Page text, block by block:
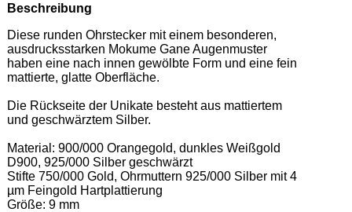
Beschreibung
Diese runden Ohrstecker mit einem besonderen,
ausdrucksstarken Mokume Gane Augenmuster
haben eine nach innen gewölbte Form und eine fein
mattierte, glatte Oberfläche.
Die Rückseite der Unikate besteht aus mattiertem
und geschwärztem Silber.
Material: 900/000 Orangegold, dunkles Weißgold
D900, 925/000 Silber geschwärzt
Stifte 750/000 Gold, Ohrmuttern 925/000 Silber mit 4
µm Feingold Hartplattierung
Größe: 9 mm